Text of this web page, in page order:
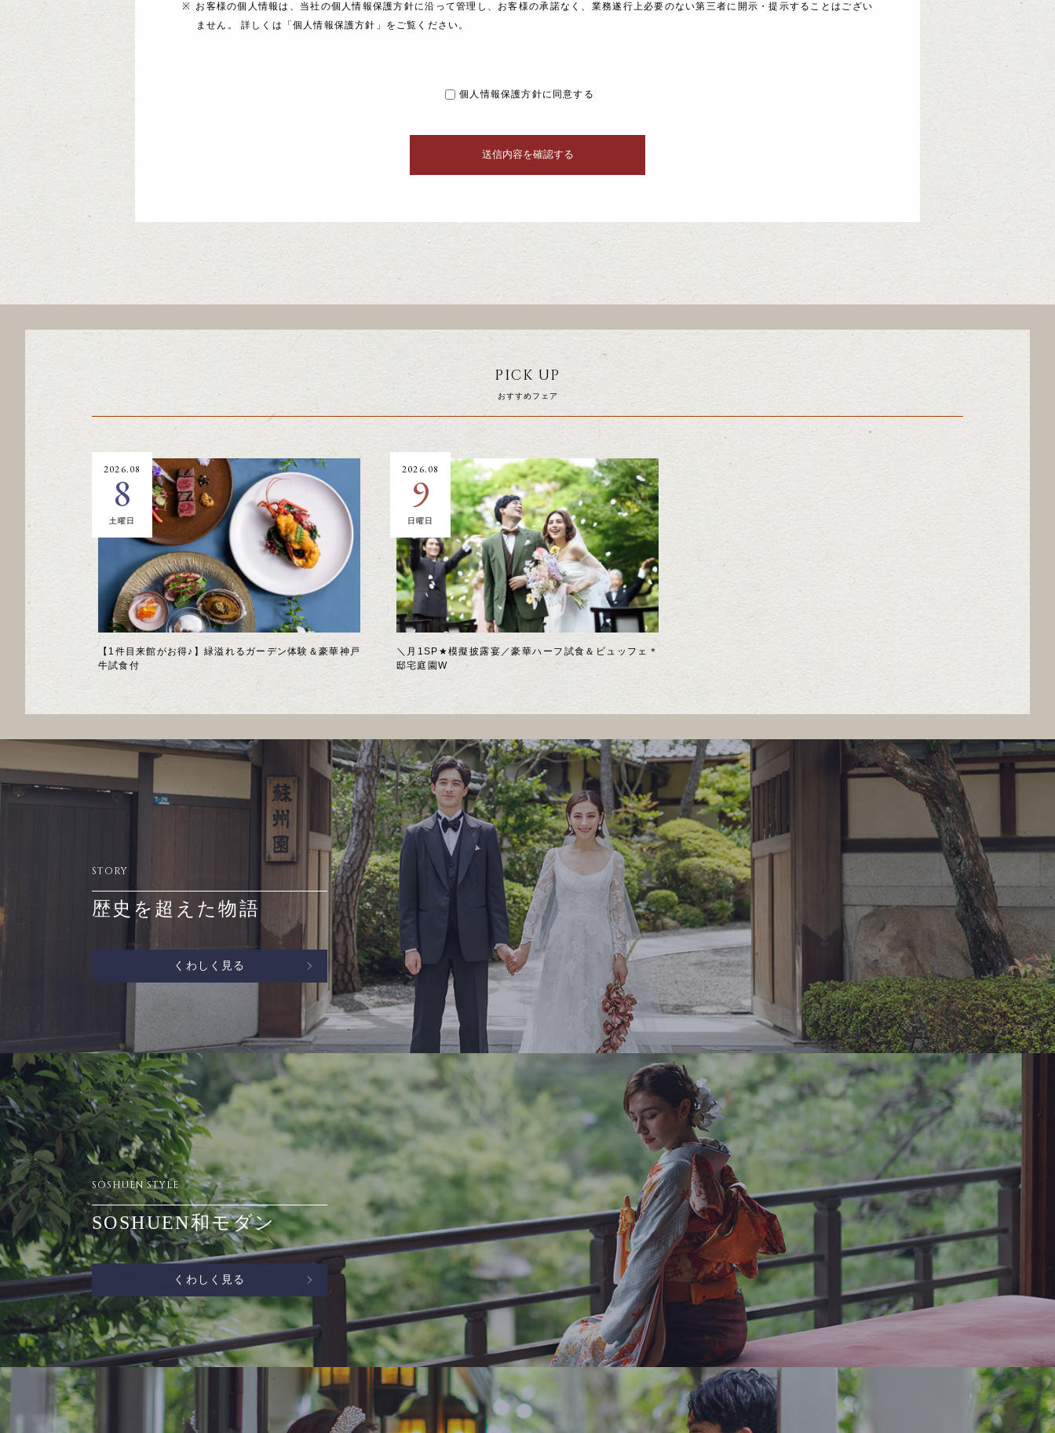
お客様の個人情報は、当社の個人情報保護方針に沿って管理し、お客様の承諾なく、業務遂行上必要のない第三者に開示・提示することはござい
ません。 詳しくは「個人情報保護方針」をご覧ください。
個人情報保護方針に同意する
PICK UP
おすすめフェア
【1件目来館がお得♪】緑溢れるガーデン体験＆豪華神戸
牛試食付
2026.08
8
土曜日
＼月1SP★模擬披露宴／豪華ハーフ試食＆ビュッフェ＊
邸宅庭園W
2026.08
9
日曜日
STORY
歴史を超えた物語
くわしく見る
SOSHUEN STYLE
SOSHUEN和モダン
くわしく見る